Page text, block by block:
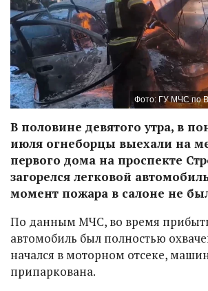
Фото: ГУ МЧС по
В половине девятого утра, в
июля огнеборцы выехали на
первого дома на проспекте
загорелся легковой
момент пожара в салоне не
По данным МЧС, во время
автомобиль был полностью
начался в моторном отсеке,
припаркована.